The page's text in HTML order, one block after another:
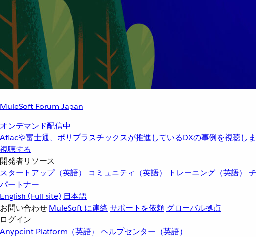
MuleSoft Forum Japan
オンデマンド配信中
Aflacや富士通、ポリプラスチックスが推進しているDXの事例を視聴し
視聴する
開発者リソース
スタートアップ（英語）
コミュニティ（英語） トレーニング（英語）
パートナー
English (Full site) 日本語
お問い合わせ MuleSoft に連絡サポートを依頼 グローバル拠点
ログイン
Anypoint Platform（英語） ヘルプセンター（英語）